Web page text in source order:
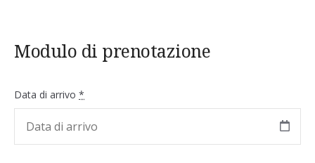
Modulo di prenotazione
Data di arrivo *